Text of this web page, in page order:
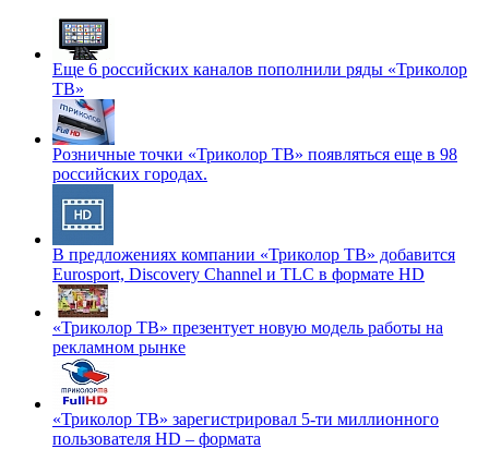
Еще 6 российских каналов пополнили ряды «Триколор
ТВ»
Розничные точки «Триколор ТВ» появляться еще в 98
российских городах.
В предложениях компании «Триколор ТВ» добавится
Eurosport, Discovery Channel и TLC в формате HD
«Триколор ТВ» презентует новую модель работы на
рекламном рынке
«Триколор ТВ» зарегистрировал 5-ти миллионного
пользователя HD – формата